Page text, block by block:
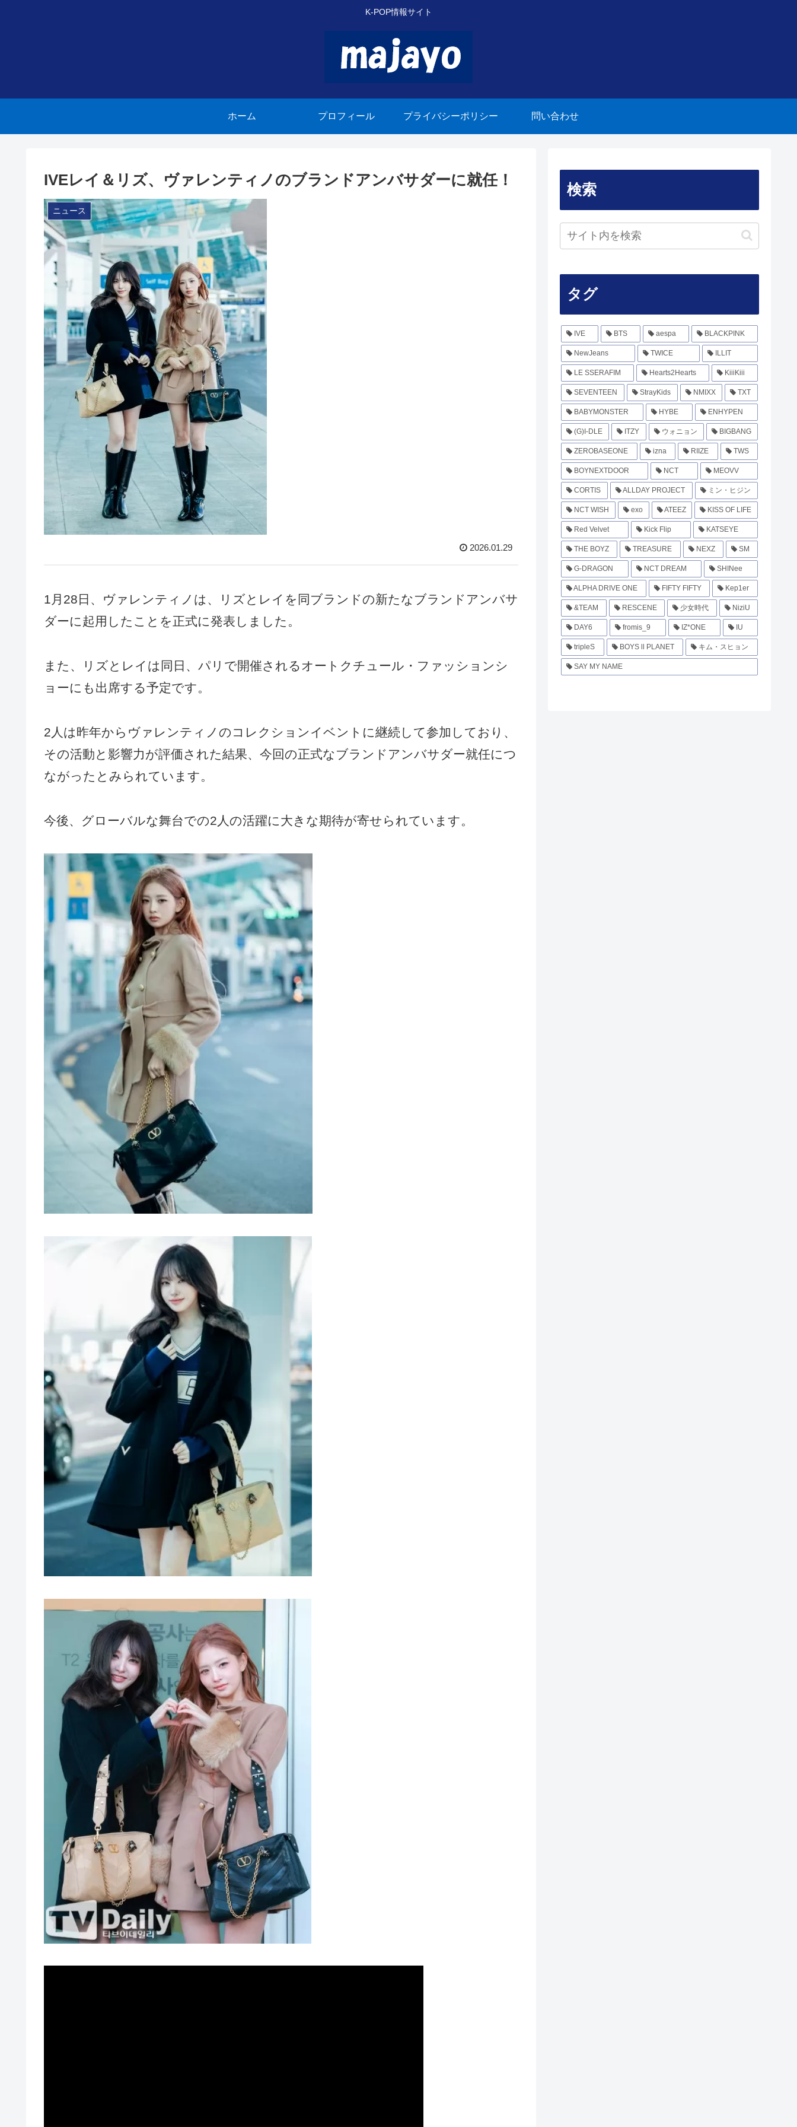
K-POP情報サイト
ホーム プロフィール プライバシーポリシー 問い合わせ
IVEレイ＆リズ、ヴァレンティノのブランドアンバサダーに就任！
ニュース
2026.01.29
1月28日、ヴァレンティノは、リズとレイを同ブランドの新たなブランドアンバサ
ダーに起用したことを正式に発表しました。
また、リズとレイは同日、パリで開催されるオートクチュール・ファッションシ
ョーにも出席する予定です。
2人は昨年からヴァレンティノのコレクションイベントに継続して参加しており、
その活動と影響力が評価された結果、今回の正式なブランドアンバサダー就任につ
ながったとみられています。
今後、グローバルな舞台での2人の活躍に大きな期待が寄せられています。
検索
タグ
IVE BTS aespa BLACKPINK
NewJeans TWICE ILLIT
LE SSERAFIM Hearts2Hearts KiiiKiii
SEVENTEEN StrayKids NMIXX TXT
BABYMONSTER HYBE ENHYPEN
(G)I-DLE ITZY ウォニョン BIGBANG
ZEROBASEONE izna RIIZE TWS
BOYNEXTDOOR NCT MEOVV
CORTIS ALLDAY PROJECT ミン・ヒジン
NCT WISH exo ATEEZ KISS OF LIFE
Red Velvet Kick Flip KATSEYE
THE BOYZ TREASURE NEXZ SM
G-DRAGON NCT DREAM SHINee
ALPHA DRIVE ONE FIFTY FIFTY Kep1er
&TEAM RESCENE 少女時代 NiziU
DAY6 fromis_9 IZ*ONE IU
tripleS BOYS ll PLANET キム・スヒョン
SAY MY NAME